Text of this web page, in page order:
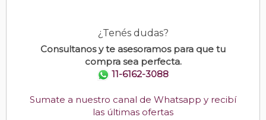
¿Tenés dudas?
Consultanos y te asesoramos para que tu
compra sea perfecta.
11-6162-3088
Sumate a nuestro canal de Whatsapp y recibí
las últimas ofertas